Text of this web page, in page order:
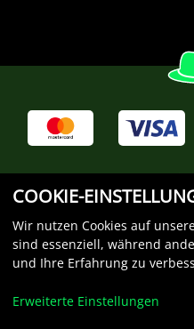
WIDERRUF
COOKIE-
Wir nutzen Cookies auf
sind essenziell, während
und Ihre Erfahrung zu
Erweiterte Einstellungen